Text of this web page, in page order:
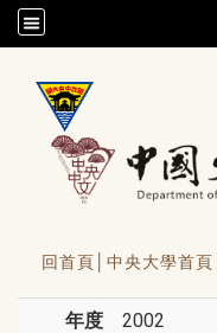
/accesskey"" title="Toolbar">:::
回首頁│ 中央大學首頁│
年度 2002